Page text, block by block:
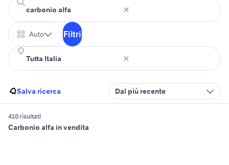
Auto Filtri
Salva ricerca Dal più recente
410 risultati
Carbonio alfa in vendita